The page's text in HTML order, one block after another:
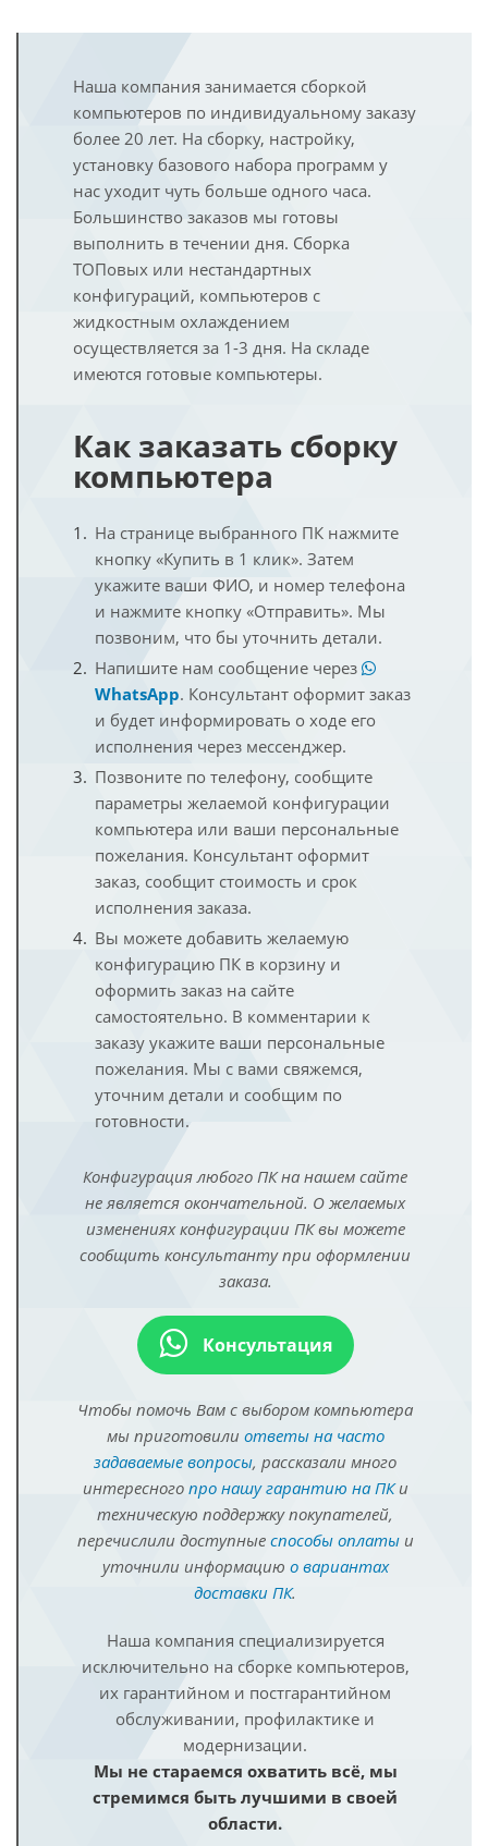
Наша компания занимается сборкой
компьютеров по индивидуальному заказу
более 20 лет. На сборку, настройку,
установку базового набора программ у
нас уходит чуть больше одного часа.
Большинство заказов мы готовы
выполнить в течении дня. Сборка
ТОПовых или нестандартных
конфигураций, компьютеров с
жидкостным охлаждением
осуществляется за 1-3 дня. На складе
имеются готовые компьютеры.
Как заказать сборку
компьютера
На странице выбранного ПК нажмите
кнопку «Купить в 1 клик». Затем
укажите ваши ФИО, и номер телефона
и нажмите кнопку «Отправить». Мы
позвоним, что бы уточнить детали.
Напишите нам сообщение через
WhatsApp. Консультант оформит заказ
и будет информировать о ходе его
исполнения через мессенджер.
Позвоните по телефону, сообщите
параметры желаемой конфигурации
компьютера или ваши персональные
пожелания. Консультант оформит
заказ, сообщит стоимость и срок
исполнения заказа.
Вы можете добавить желаемую
конфигурацию ПК в корзину и
оформить заказ на сайте
самостоятельно. В комментарии к
заказу укажите ваши персональные
пожелания. Мы с вами свяжемся,
уточним детали и сообщим по
готовности.
Конфигурация любого ПК на нашем сайте
не является окончательной. О желаемых
изменениях конфигурации ПК вы можете
сообщить консультанту при оформлении
заказа.
Консультация
Чтобы помочь Вам с выбором компьютера
мы приготовили ответы на часто
задаваемые вопросы, рассказали много
интересного про нашу гарантию на ПКи
техническую поддержку покупателей,
перечислили доступные способы оплатыи
уточнили информацию о вариантах
доставки ПК.
Наша компания специализируется
исключительно на сборке компьютеров,
их гарантийном и постгарантийном
обслуживании, профилактике и
модернизации.
Мы не стараемся охватить всё, мы
стремимся быть лучшими в своей
области.